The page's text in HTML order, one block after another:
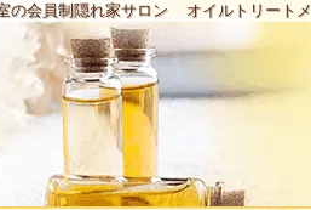
の会員制隠れ家サロン オイルトリート